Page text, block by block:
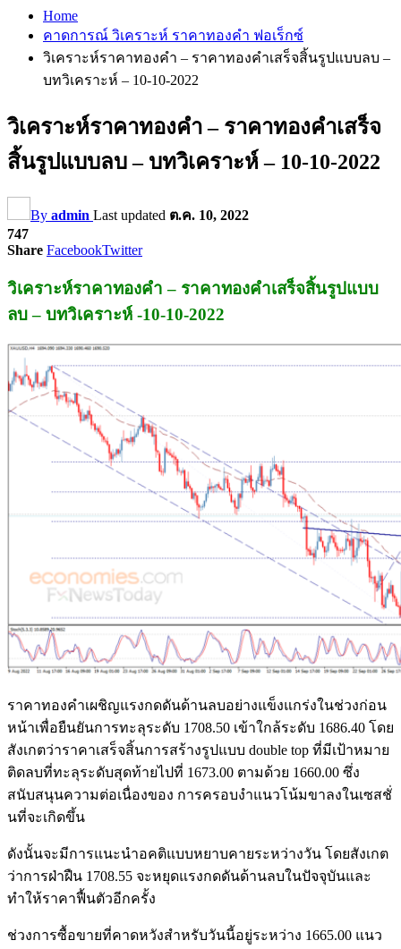
Home
คาดการณ์ วิเคราะห์ ราคาทองคำ ฟอเร็กซ์
วิเคราะห์ราคาทองคำ – ราคาทองคำเสร็จสิ้นรูปแบบลบ –
บทวิเคราะห์ – 10-10-2022
วิเคราะห์ราคาทองคำ – ราคาทองคำเสร็จ
สิ้นรูปแบบลบ – บทวิเคราะห์ – 10-10-2022
By admin Last updated ต.ค. 10, 2022
747
Share FacebookTwitter
วิเคราะห์ราคาทองคำ – ราคาทองคำเสร็จสิ้นรูปแบบ
ลบ – บทวิเคราะห์ -10-10-2022
ราคาทองคำเผชิญแรงกดดันด้านลบอย่างแข็งแกร่งในช่วงก่อน
หน้าเพื่อยืนยันการทะลุระดับ 1708.50 เข้าใกล้ระดับ 1686.40 โดย
สังเกตว่าราคาเสร็จสิ้นการสร้างรูปแบบ double top ที่มีเป้าหมาย
ติดลบที่ทะลุระดับสุดท้ายไปที่ 1673.00 ตามด้วย 1660.00 ซึ่ง
สนับสนุนความต่อเนื่องของ การครอบงำแนวโน้มขาลงในเซสชั่
นที่จะเกิดขึ้น
ดังนั้นจะมีการแนะนำอคติแบบหยาบคายระหว่างวัน โดยสังเกต
ว่าการฝ่าฝืน 1708.55 จะหยุดแรงกดดันด้านลบในปัจจุบันและ
ทำให้ราคาฟื้นตัวอีกครั้ง
ช่วงการซื้อขายที่คาดหวังสำหรับวันนี้อยู่ระหว่าง 1665.00 แนว